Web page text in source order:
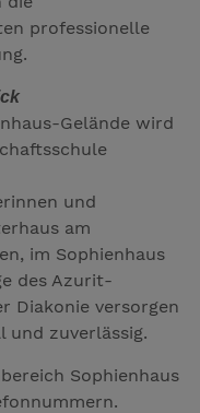
professionelle
Gelände wird
und
am
im Sophienhaus
des Azurit-
Diakonie versorgen
und zuverlässig.
Sophienhaus